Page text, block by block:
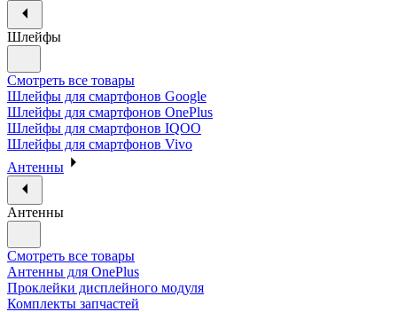
Шлейфы
Смотреть все товары
Шлейфы для смартфонов Google
Шлейфы для смартфонов OnePlus
Шлейфы для смартфонов IQOO
Шлейфы для смартфонов Vivo
Антенны
Антенны
Смотреть все товары
Антенны для OnePlus
Проклейки дисплейного модуля
Комплекты запчастей